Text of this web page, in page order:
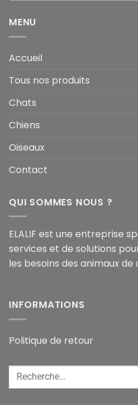
MENU
Accueil
Tous nos produits
Chats
Chiens
Oiseaux
Contact
QUI SOMMES NOUS ?
ELALIF est une entreprise
services et de solutions
les besoins des animaux de
INFORMATIONS
Politique de retour